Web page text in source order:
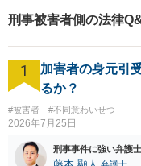
刑事被害者側の法律
1
加害者の身元引
るか？
#被害者 #不同意わいせつ
2026年7月25日
刑事事件に強い弁護士
藤本 顯人 弁護士